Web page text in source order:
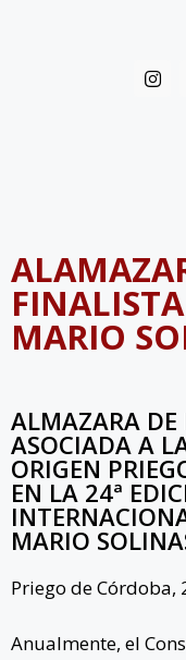
MARIO
ALMAZARA DE
ASOCIADA A
ORIGEN
EN LA 24ª
MARIO
Priego de Córdoba,
Anualmente, el